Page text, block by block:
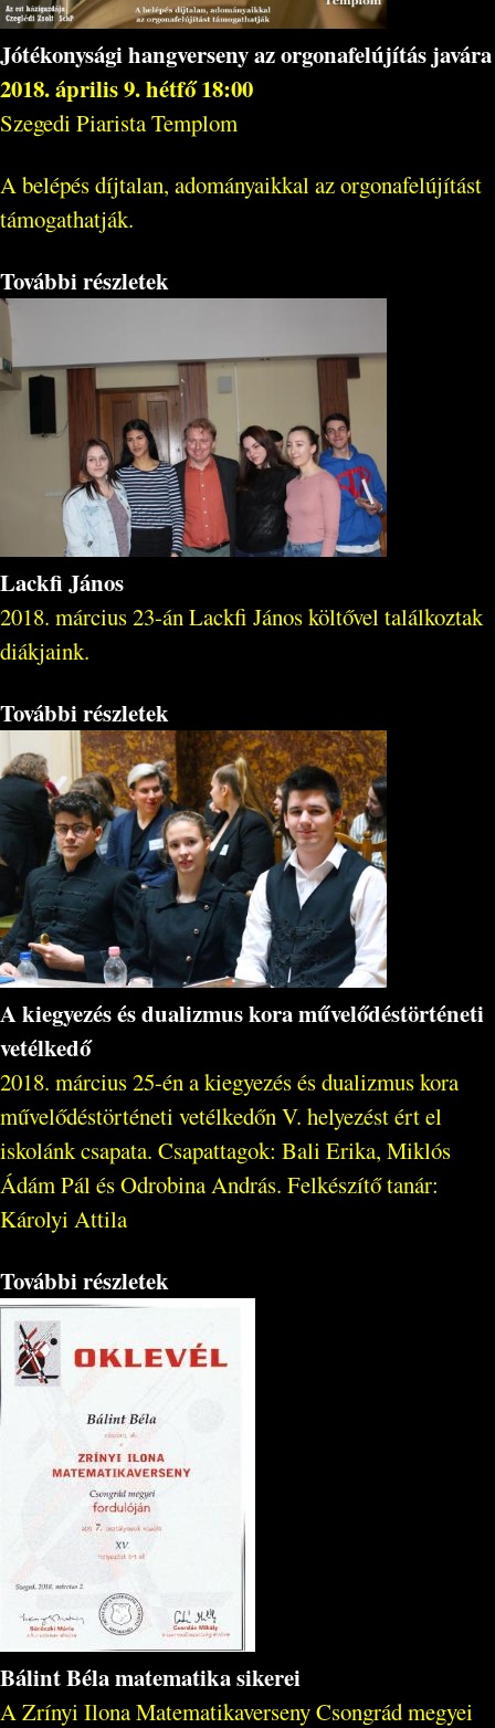
Jótékonysági hangverseny az orgonafelújítás javára
2018. április 9. hétfő 18:00
Szegedi Piarista Templom
A belépés díjtalan, adományaikkal az orgonafelújítást
támogathatják.
További részletek
Lackfi János
2018. március 23-án Lackfi János költővel találkoztak
diákjaink.
További részletek
A kiegyezés és dualizmus kora művelődéstörténeti
vetélkedő
2018. március 25-én a kiegyezés és dualizmus kora
művelődéstörténeti vetélkedőn V. helyezést ért el
iskolánk csapata. Csapattagok: Bali Erika, Miklós
Ádám Pál és Odrobina András. Felkészítő tanár:
Károlyi Attila
További részletek
Bálint Béla matematika sikerei
A Zrínyi Ilona Matematikaverseny Csongrád megyei